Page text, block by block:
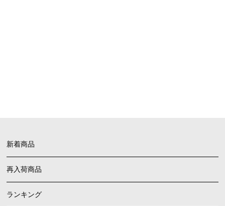
新着商品
再入荷商品
ランキング